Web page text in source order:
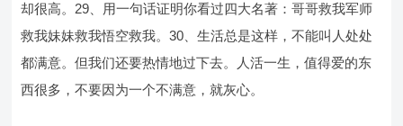
却很高。29、用一句话证明你看过四大名著：哥哥救我军师
救我妹妹救我悟空救我。30、生活总是这样，不能叫人处处
都满意。但我们还要热情地过下去。人活一生，值得爱的东
西很多，不要因为一个不满意，就灰心。